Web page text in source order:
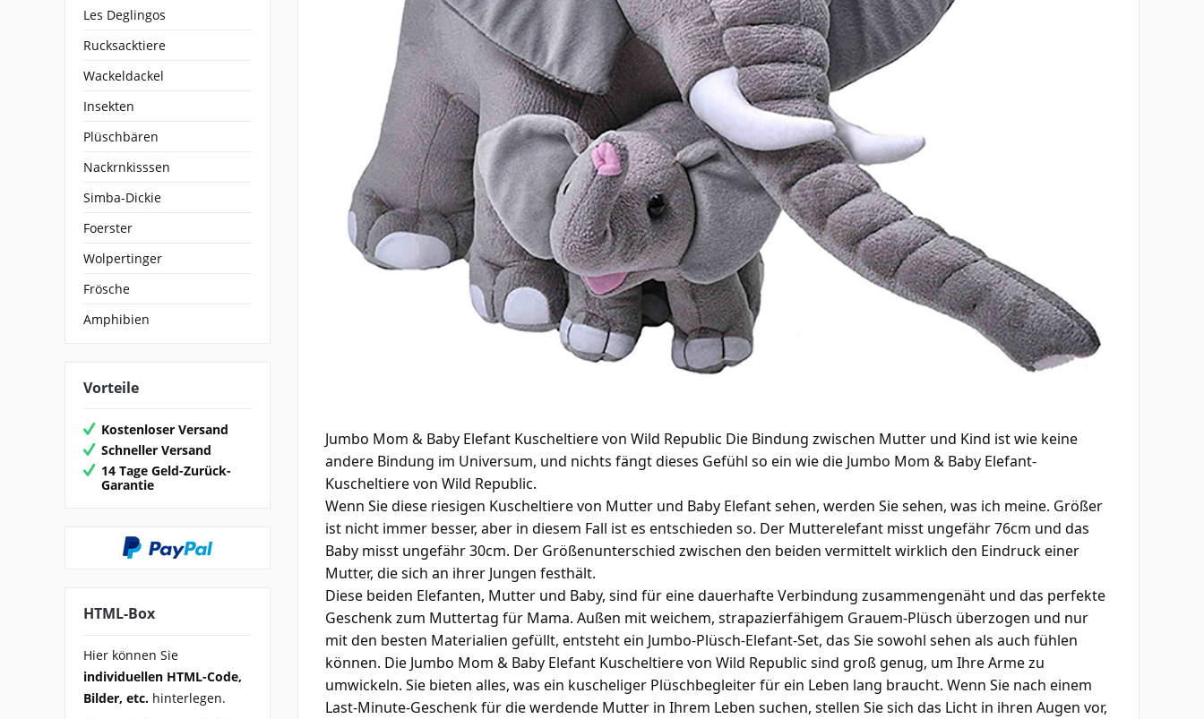
Les Deglingos
Rucksacktiere
Wackeldackel
Insekten
Plüschbären
Nackrnkisssen
Simba-Dickie
Foerster
Wolpertinger
Frösche
Amphibien
Vorteile
Kostenloser Versand
Schneller Versand
14 Tage Geld-Zurück-
Garantie
HTML-Box
Hier können Sie
individuellen HTML-Code,
Bilder, etc. hinterlegen.
Jumbo Mom & Baby Elefant Kuscheltiere von Wild Republic Die Bindung zwischen Mutter und Kind ist wie keine
andere Bindung im Universum, und nichts fängt dieses Gefühl so ein wie die Jumbo Mom & Baby Elefant-
Kuscheltiere von Wild Republic.
Wenn Sie diese riesigen Kuscheltiere von Mutter und Baby Elefant sehen, werden Sie sehen, was ich meine. Größer
ist nicht immer besser, aber in diesem Fall ist es entschieden so. Der Mutterelefant misst ungefähr 76cm und das
Baby misst ungefähr 30cm. Der Größenunterschied zwischen den beiden vermittelt wirklich den Eindruck einer
Mutter, die sich an ihrer Jungen festhält.
Diese beiden Elefanten, Mutter und Baby, sind für eine dauerhafte Verbindung zusammengenäht und das perfekte
Geschenk zum Muttertag für Mama. Außen mit weichem, strapazierfähigem Grauem-Plüsch überzogen und nur
mit den besten Materialien gefüllt, entsteht ein Jumbo-Plüsch-Elefant-Set, das Sie sowohl sehen als auch fühlen
können. Die Jumbo Mom & Baby Elefant Kuscheltiere von Wild Republic sind groß genug, um Ihre Arme zu
umwickeln. Sie bieten alles, was ein kuscheliger Plüschbegleiter für ein Leben lang braucht. Wenn Sie nach einem
Last-Minute-Geschenk für die werdende Mutter in Ihrem Leben suchen, stellen Sie sich das Licht in ihren Augen vor,